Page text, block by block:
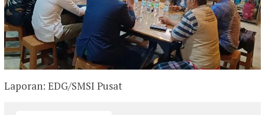
Laporan: EDG/SMSI Pusat